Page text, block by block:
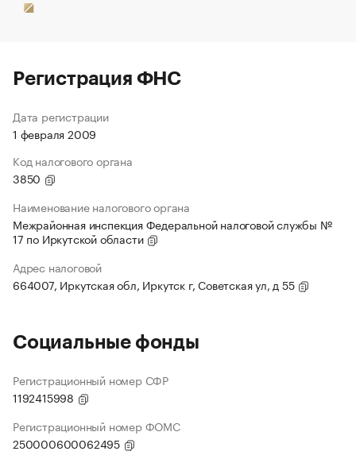
Регистрация ФНС
Дата регистрации
1 февраля 2009
Код налогового органа
3850
Наименование налогового органа
Межрайонная инспекция Федеральной налоговой службы №
17 по Иркутской области
Адрес налоговой
664007, Иркутская обл, Иркутск г, Советская ул, д 55
Социальные фонды
Регистрационный номер СФР
1192415998
Регистрационный номер ФОМС
250000600062495